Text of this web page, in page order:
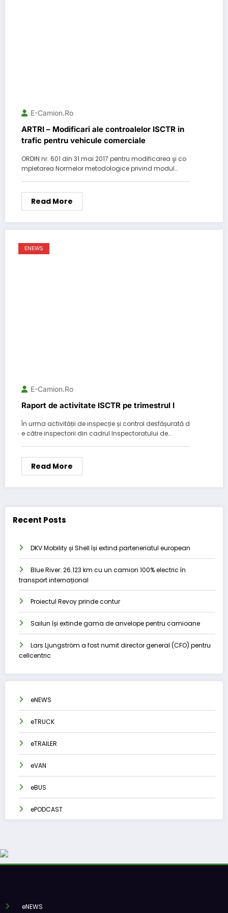
E-Camion.ro
ARTRI – Modificari ale controalelor ISCTR in
trafic pentru vehicule comerciale
ORDIN nr. 601 din 31 mai 2017 pentru modificarea şi co
mpletarea Normelor metodologice privind modul…
Read More
ENEWS
E-Camion.ro
Raport de activitate ISCTR pe trimestrul I
În urma activității de inspecție și control desfășurată d
e către inspectorii din cadrul Inspectoratului de…
Read More
Recent Posts
DKV Mobility și Shell își extind parteneriatul european
Blue River: 26.123 km cu un camion 100% electric în
transport internațional
Proiectul Revoy prinde contur
Sailun își extinde gama de anvelope pentru camioane
Lars Ljungström a fost numit director general (CFO) pentru
cellcentric
eNEWS
eTRUCK
eTRAILER
eVAN
eBUS
ePODCAST
eNEWS